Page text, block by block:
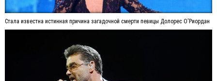
Стала известна истинная причина загадочной смерти певицы Долорес О'Риордан